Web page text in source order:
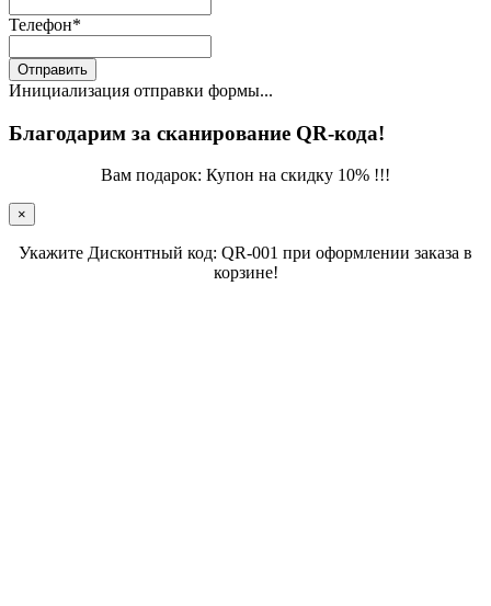
Телефон*
Отправить
Инициализация отправки формы...
Благодарим за сканирование QR-кода!
Вам подарок: Купон на скидку 10% !!!
×
Укажите Дисконтный код: QR-001 при оформлении заказа в
корзине!